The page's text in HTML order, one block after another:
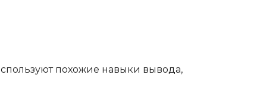
похожие навыки вывода,